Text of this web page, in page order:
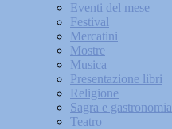
Eventi del mese
Festival
Mercatini
Mostre
Musica
Presentazione libri
Religione
Sagra e gastronomia
Teatro